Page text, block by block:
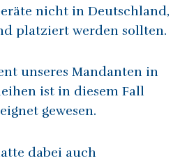
nicht in Deutschland,
platziert werden sollten.
unseres Mandanten in
ist in diesem Fall
gewesen.
dabei auch